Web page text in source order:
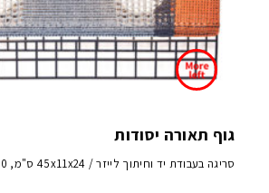
גוף תאורה יסודות
סריגה בעבודת יד וחיתוך לייזר / 45x11x24 ס"מ, 2020